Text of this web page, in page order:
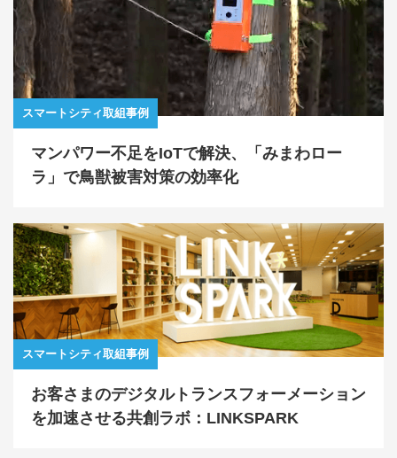
スマートシティ取組事例
マンパワー不足をIoTで解決、「みまわロー
ラ」で鳥獣被害対策の効率化
スマートシティ取組事例
お客さまのデジタルトランスフォーメーション
を加速させる共創ラボ：LINKSPARK